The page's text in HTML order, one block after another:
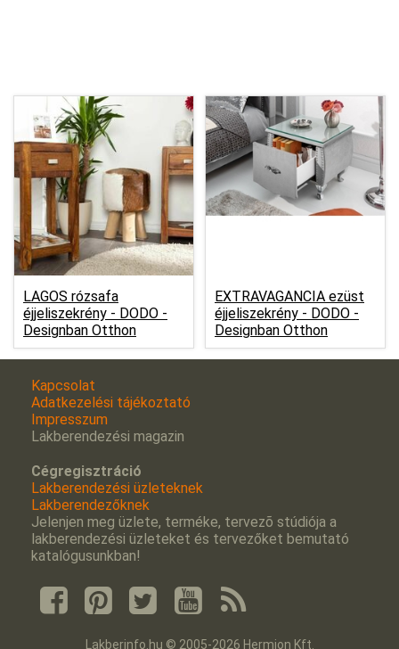
LAGOS rózsafa
éjjeliszekrény - DODO -
Designban Otthon
EXTRAVAGANCIA ezüst
éjjeliszekrény - DODO -
Designban Otthon
Kapcsolat
Adatkezelési tájékoztató
Impresszum
Lakberendezési magazin
Cégregisztráció
Lakberendezési üzleteknek
Lakberendezőknek
Jelenjen meg üzlete, terméke, tervezõ stúdiója a
lakberendezési üzleteket és tervezőket bemutató
katalógusunkban!
Lakberinfo.hu © 2005-2026 Hermion Kft.